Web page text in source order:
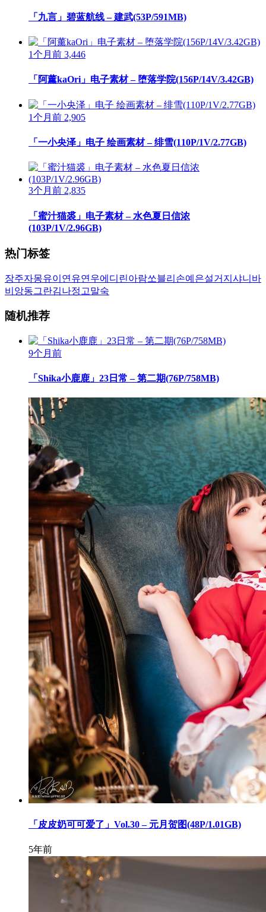
「九言」碧蓝航线 – 建武(53P/591MB)
1个月前 3,446
「阿薰kaOri」电子素材 – 堕落学院(156P/14V/3.42GB)
1个月前 2,905
「一小央泽」电子 绘画素材 – 绯雪(110P/1V/2.77GB)
3个月前 2,835
「蜜汁猫裘」电子素材 – 水色夏日信浓
(103P/1V/2.96GB)
热门标签
장주자몽유이 연유연우에디린아람쏘블리 손예은설거지 샤니 바
비앙동그란김나정 고말숙
随机推荐
9个月前
「Shika小鹿鹿」23日常 – 第二期(76P/758MB)
「皮皮奶可可爱了」Vol.30 – 元月贺图(48P/1.01GB)
5年前